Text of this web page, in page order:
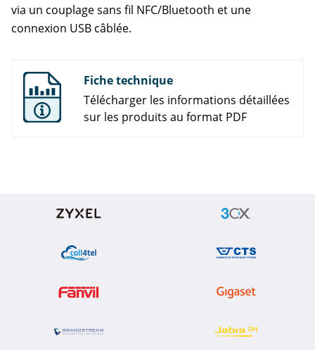
via un couplage sans fil NFC/Bluetooth et une
connexion USB câblée.
Fiche technique
Télécharger les informations détaillées
sur les produits au format PDF